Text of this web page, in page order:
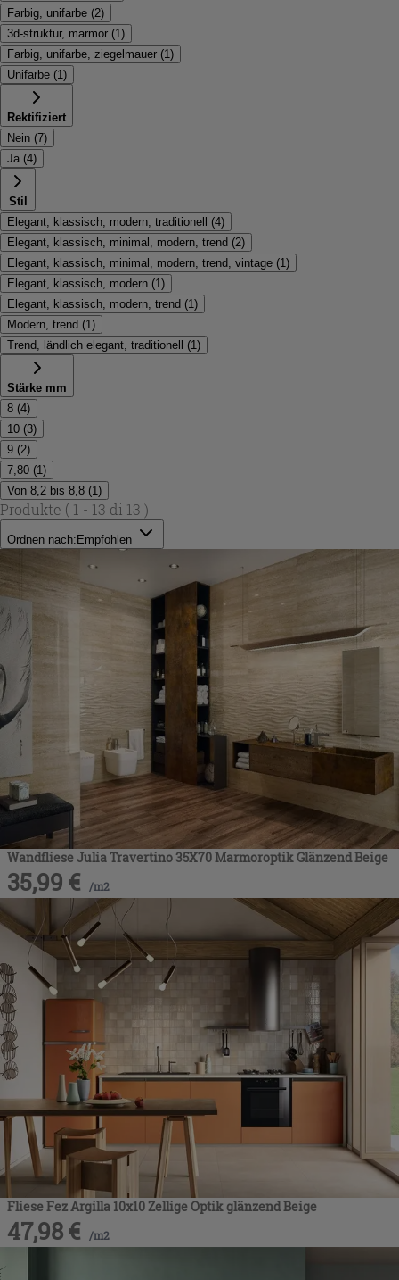
Farbig, unifarbe (2)
3d-struktur, marmor (1 )
Farbig, unifarbe, ziegelmauer (1 )
Unifarbe (1 )
Rektifiziert
Nein (7)
Ja (4)
Stil
Elegant, klassisch, modern, traditionell
(4)
Elegant, klassisch, minimal, modern, trend (2)
Elegant, klassisch, minimal, modern, trend, vintage (1 )
Elegant, klassisch, modern (1 )
Elegant, klassisch, modern, trend (1 )
Modern, trend (1 )
Trend, ländlich elegant, traditionell
(1 )
Stärke mm
8 (4)
10 (3)
9 (2)
7,80 (1 )
Von 8,2 bis 8,8 (1 )
Produkte ( 1 - 13 di 13 )
Ordnen nach: Empfohlen
Wandfliese Julia Travertino 35X70 Marmoroptik Glänzend Beige
35,99 € /m2
Fliese Fez Argilla 10x10 Zellige Optik glänzend Beige
47,98 € /m2